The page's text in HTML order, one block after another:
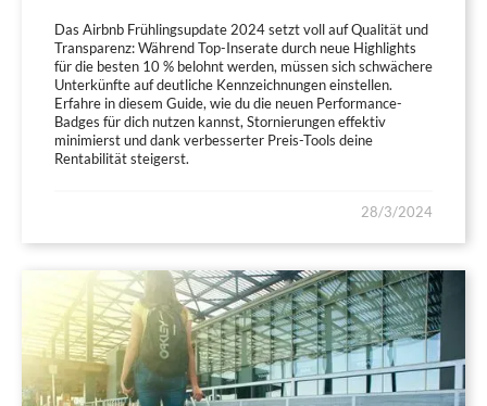
Das Airbnb Frühlingsupdate 2024 setzt voll auf Qualität und
Transparenz: Während Top-Inserate durch neue Highlights
für die besten 10 % belohnt werden, müssen sich schwächere
Unterkünfte auf deutliche Kennzeichnungen einstellen.
Erfahre in diesem Guide, wie du die neuen Performance-
Badges für dich nutzen kannst, Stornierungen effektiv
minimierst und dank verbesserter Preis-Tools deine
Rentabilität steigerst.
28/3/2024